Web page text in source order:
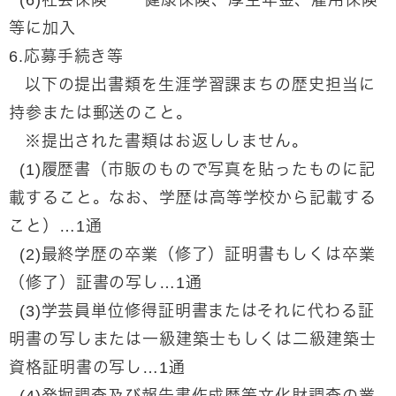
等に加入
6.応募手続き等
以下の提出書類を生涯学習課まちの歴史担当に
持参または郵送のこと。
※提出された書類はお返ししません。
(1)履歴書（市販のもので写真を貼ったものに記
載すること。なお、学歴は高等学校から記載する
こと）…1通
(2)最終学歴の卒業（修了）証明書もしくは卒業
（修了）証書の写し…1通
(3)学芸員単位修得証明書またはそれに代わる証
明書の写しまたは一級建築士もしくは二級建築士
資格証明書の写し…1通